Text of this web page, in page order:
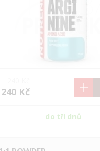
240 Kč
do tří dnů